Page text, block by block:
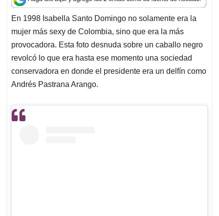
t
s
A
p
p
e
b
o
o
k
k
e
d
I
n
i
l
e
a
d
s
En 1998 Isabella Santo Domingo no solamente era la
mujer más sexy de Colombia, sino que era la más
provocadora. Esta foto desnuda sobre un caballo negro
revolcó lo que era hasta ese momento una sociedad
conservadora en donde el presidente era un delfín como
Andrés Pastrana Arango.